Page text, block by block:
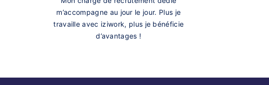
m’accompagne au jour le jour. Plus je
travaille avec iziwork, plus je bénéficie
d’avantages !